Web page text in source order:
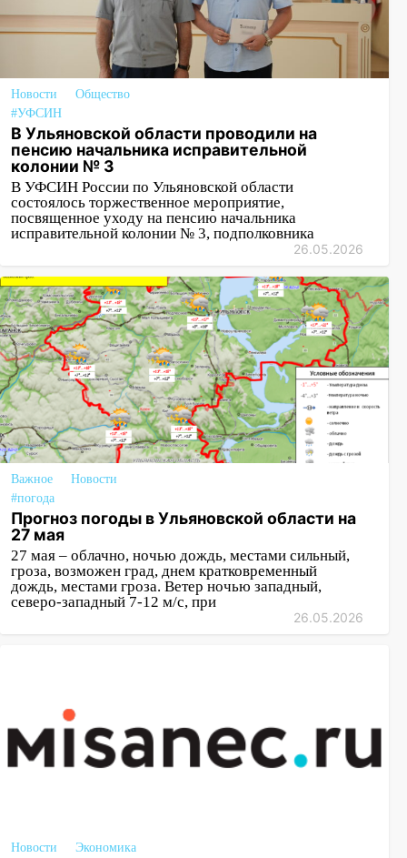
Новости
Общество
#УФСИН
В Ульяновской области проводили на
пенсию начальника исправительной
колонии № 3
В УФСИН России по Ульяновской области
состоялось торжественное мероприятие,
посвященное уходу на пенсию начальника
исправительной колонии № 3, подполковника
26.05.2026
Важное
Новости
#погода
Прогноз погоды в Ульяновской области на
27 мая
27 мая – облачно, ночью дождь, местами сильный,
гроза, возможен град, днем кратковременный
дождь, местами гроза. Ветер ночью западный,
северо-западный 7-12 м/с, при
26.05.2026
Новости
Экономика